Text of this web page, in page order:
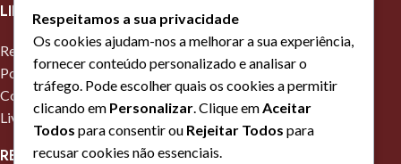
LINKS ÚTEIS
Regulamento Interno da formação profissional
Política Privacidade
Contactos
Livro de Reclamações Online
REDES SOCIAIS
Respeitamos a sua privacidade
Os cookies ajudam-nos a melhorar a sua experiência,
fornecer conteúdo personalizado e analisar o
tráfego. Pode escolher quais os cookies a permitir
clicando em Personalizar . Clique em Aceitar
Todos para consentir ou Rejeitar Todos para
recusar cookies não essenciais.